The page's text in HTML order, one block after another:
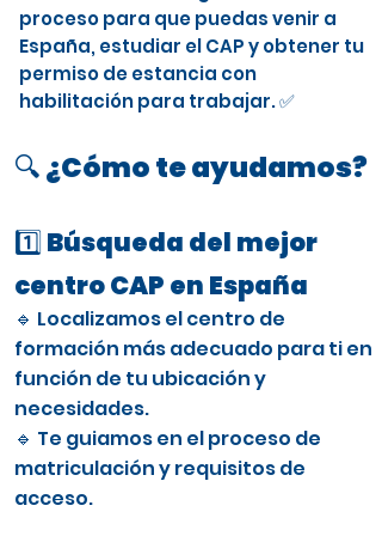
proceso para que puedas venir a
España, estudiar el CAP y obtener tu
permiso de estancia con
habilitación para trabajar. ✅
🔍 ¿Cómo te ayudamos?
1️⃣ Búsqueda del mejor
centro CAP en España
🔹 Localizamos el centro de
formación más adecuado para ti en
función de tu ubicación y
necesidades.
🔹 Te guiamos en el proceso de
matriculación y requisitos de
acceso.